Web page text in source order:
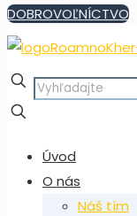
DOBROVOĽNÍCTVO
Úvod
O nás
Náš tím